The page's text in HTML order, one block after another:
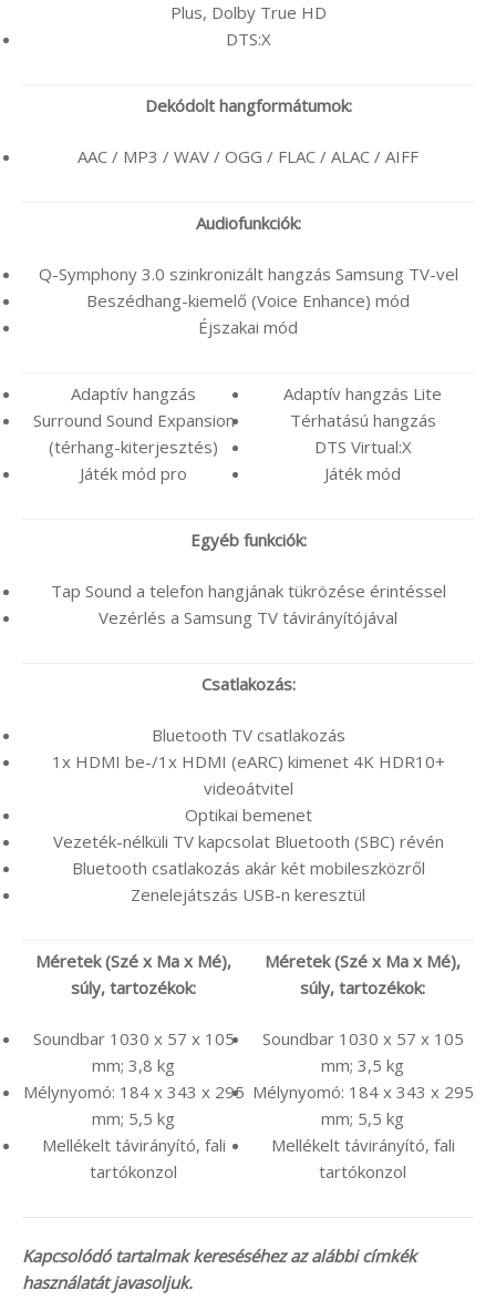
Plus, Dolby True HD
DTS:X
Dekódolt hangformátumok:
AAC / MP3 / WAV / OGG / FLAC / ALAC / AIFF
Audiofunkciók:
Q-Symphony 3.0 szinkronizált hangzás Samsung TV-vel
Beszédhang-kiemelő (Voice Enhance) mód
Éjszakai mód
Adaptív hangzás
Surround Sound Expansion
(térhang-kiterjesztés)
Játék mód pro
Adaptív hangzás Lite
Térhatású hangzás
DTS Virtual:X
Játék mód
Egyéb funkciók:
Tap Sound a telefon hangjának tükrözése érintéssel
Vezérlés a Samsung TV távirányítójával
Csatlakozás:
Bluetooth TV csatlakozás
1x HDMI be-/1x HDMI (eARC) kimenet 4K HDR10+
videoátvitel
Optikai bemenet
Vezeték-nélküli TV kapcsolat Bluetooth (SBC) révén
Bluetooth csatlakozás akár két mobileszközről
Zenelejátszás USB-n keresztül
Méretek (Szé x Ma x Mé),
súly, tartozékok:
Soundbar 1030 x 57 x 105
mm; 3,8 kg
Mélynyomó: 184 x 343 x 295
mm; 5,5 kg
Mellékelt távirányító, fali
tartókonzol
Méretek (Szé x Ma x Mé),
súly, tartozékok:
Soundbar 1030 x 57 x 105
mm; 3,5 kg
Mélynyomó: 184 x 343 x 295
mm; 5,5 kg
Mellékelt távirányító, fali
tartókonzol
Kapcsolódó tartalmak kereséséhez az alábbi címkék
használatát javasoljuk.